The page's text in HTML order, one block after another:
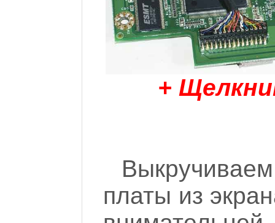
+
платы из